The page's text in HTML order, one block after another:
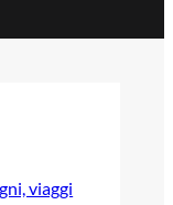
viaggi